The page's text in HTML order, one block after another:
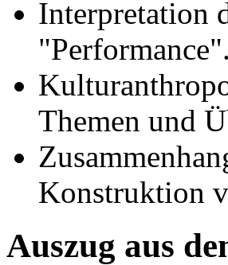
Interpretation
"Performance".
Themen und
Konstruktion
Auszug aus